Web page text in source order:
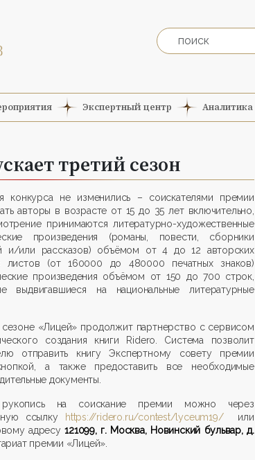
Экспертный центр Аналитика
третий сезон
конкурса не изменились – соискателями премии
авторы в возрасте от 15 до 35 лет включительно,
принимаются литературно-художественные
произведения (романы, повести, сборники
и/или рассказов) объёмом от 4 до 12 авторских
листов (от 160000 до 480000 печатных знаков)
произведения объёмом от 150 до 700 строк,
выдвигавшиеся на национальные литературные
«Лицей» продолжит партнерство с сервисом
создания книги Ridero. Система позволит
отправить книгу Экспертному совету премии
а также предоставить все необходимые
документы.
рукопись на соискание премии можно через
ссылку https://ridero.ru/contest/lyceum19/
или
адресу121099, г. Москва, Новинский бульвар, д.
премии «Лицей».